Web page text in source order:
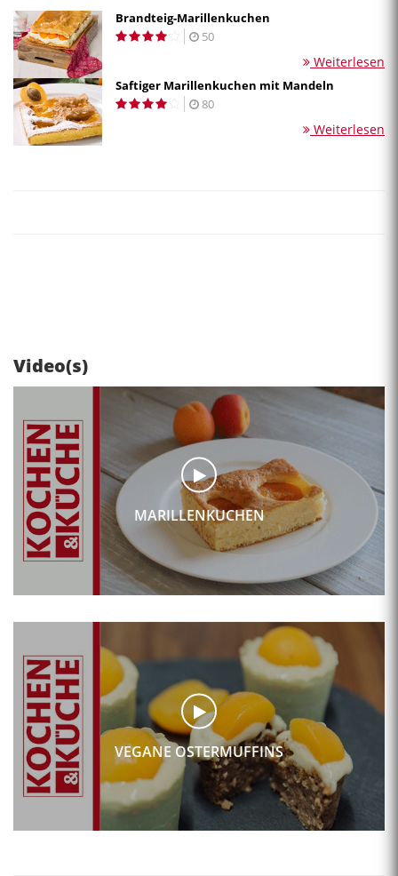
Brandteig-Marillenkuchen
50
Weiterlesen
Saftiger Marillenkuchen mit Mandeln
80
Weiterlesen
Video(s)
MARILLENKUCHEN
VEGANE OSTERMUFFINS